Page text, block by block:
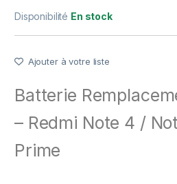
Disponibilité En stock
Ajouter à votre liste
Batterie
– Redmi Note 4 /
Prime